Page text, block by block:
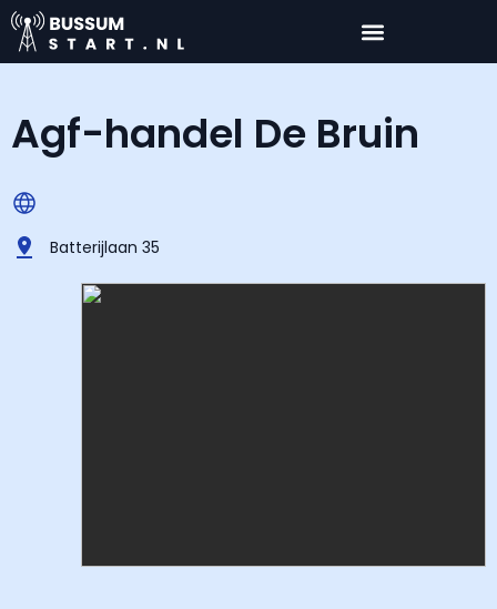
Agf-handel De Bruin
Batterijlaan 35